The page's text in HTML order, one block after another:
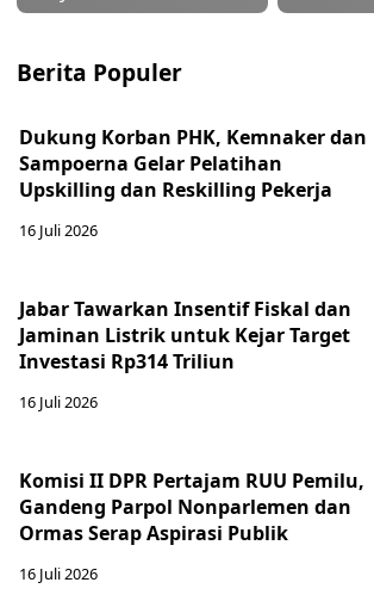
Berita Populer
Dukung Korban PHK, Kemnaker dan
Sampoerna Gelar Pelatihan
Upskilling dan Reskilling Pekerja
16 Juli 2026
Jabar Tawarkan Insentif Fiskal dan
Jaminan Listrik untuk Kejar Target
Investasi Rp314 Triliun
16 Juli 2026
Komisi II DPR Pertajam RUU Pemilu,
Gandeng Parpol Nonparlemen dan
Ormas Serap Aspirasi Publik
16 Juli 2026